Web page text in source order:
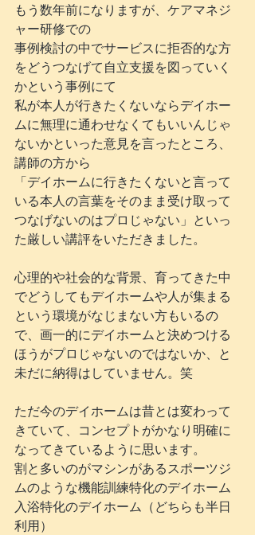
もう数年前になりますが、ケアマネジ
ャー研修での
事例検討の中でサービスに拒否的な方
をどうつなげて自立支援を図っていく
かという事例にて
私が本人が行きたくないならデイホー
ムに無理に通わせなくてもいいんじゃ
ないかといった意見を言ったところ、
講師の方から
「デイホームに行きたくないと言って
いる本人の言葉をそのまま受け取って
つなげないのはプロじゃない」といっ
た厳しい講評をいただきました。
心理的や社会的な背景、育ってきた中
でどうしてもデイホームや人が集まる
という環境がなじまない方もいるの
で、画一的にデイホームと決めつける
ほうがプロじゃないのではないか、と
未だに納得はしていません。笑
ただ今のデイホームは昔とは変わって
きていて、コンセプトがかなり明確に
なってきているように思います。
割と多いのがマシンがあるスポーツジ
ムのような機能訓練特化のデイホーム
入浴特化のデイホーム（どちらも半日
利用）